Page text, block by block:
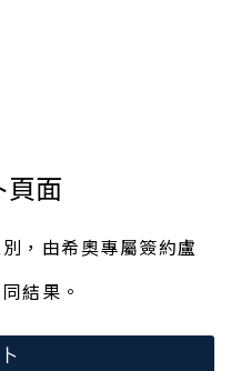
頁面
，由希奧專屬簽約盧
結果。